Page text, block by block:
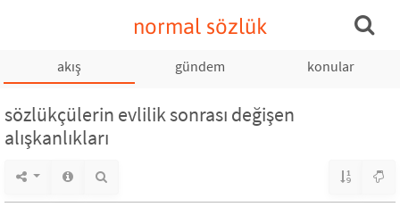
normal sözlük
akış gündem konular
sözlükçülerin evlilik sonrası değişen
alışkanlıkları